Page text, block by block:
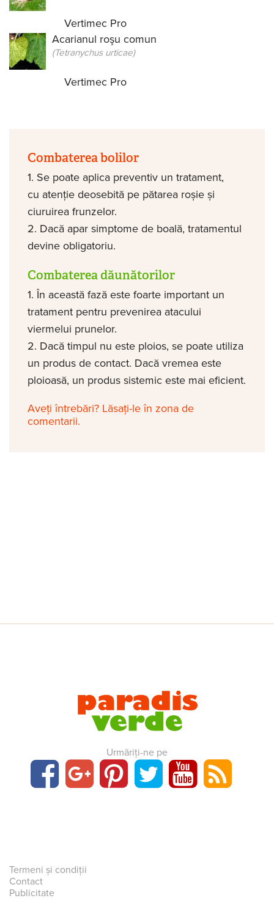
Vertimec Pro
Acarianul roşu comun
(Tetranychus urticae)
Vertimec Pro
Combaterea bolilor
Se poate aplica preventiv un tratament,
cu atenție deosebită pe pătarea roșie și
ciuruirea frunzelor.
Dacă apar simptome de boală, tratamentul
devine obligatoriu.
Combaterea dăunătorilor
În această fază este foarte important un
tratament pentru prevenirea atacului
viermelui prunelor.
Dacă timpul nu este ploios, se poate utiliza
un produs de contact. Dacă vremea este
ploioasă, un produs sistemic este mai eficient.
Aveți întrebări? Lăsați-le în zona de
comentarii.
Urmăriți-ne pe
Termeni și condiții
Contact
Publicitate